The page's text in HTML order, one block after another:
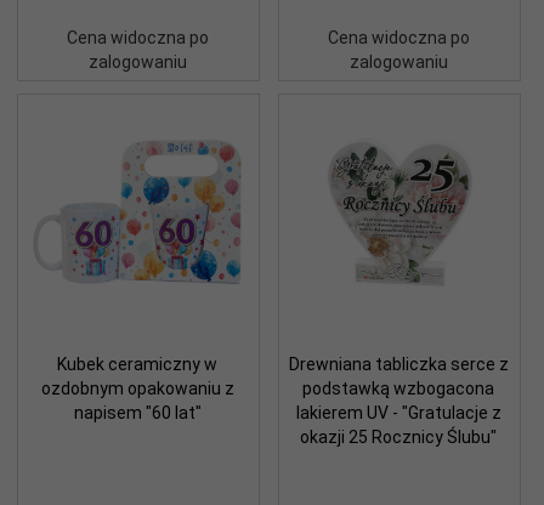
Cena widoczna po
zalogowaniu
Cena widoczna po
zalogowaniu
Kubek ceramiczny w
ozdobnym opakowaniu z
napisem "60 lat"
Drewniana tabliczka serce z
podstawką wzbogacona
lakierem UV - "Gratulacje z
okazji 25 Rocznicy Ślubu"